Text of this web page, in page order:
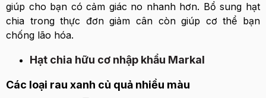
giúp cho bạn có cảm giác no nhanh hơn. Bổ sung hạt
chia trong thực đơn giảm cân còn giúp cơ thể bạn
chống lão hóa.
Hạt chia hữu cơ nhập khẩu Markal
Các loại rau xanh củ quả nhiều màu